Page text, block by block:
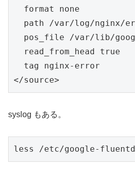
  format none
path /var/log/nginx/
pos_file /var/lib/
  read_from_head true
  tag nginx-error
</source>
syslog もある。
less /etc/google-